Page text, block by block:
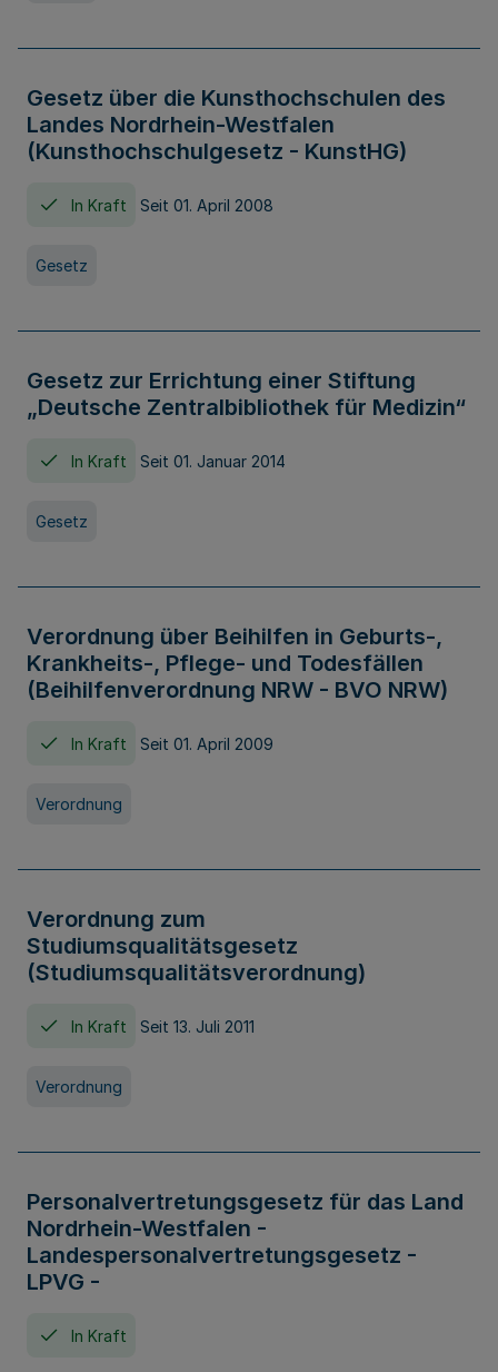
Gesetz über die Kunsthochschulen des
Landes Nordrhein-Westfalen
(Kunsthochschulgesetz - KunstHG)
In Kraft Seit 01. April 2008
Gesetz
Gesetz zur Errichtung einer Stiftung
„Deutsche Zentralbibliothek für Medizin“
In Kraft Seit 01. Januar 2014
Gesetz
Verordnung über Beihilfen in Geburts-,
Krankheits-, Pflege- und Todesfällen
(Beihilfenverordnung NRW - BVO NRW)
In Kraft Seit 01. April 2009
Verordnung
Verordnung zum
Studiumsqualitätsgesetz
(Studiumsqualitätsverordnung)
In Kraft Seit 13. Juli 2011
Verordnung
Personalvertretungsgesetz für das Land
Nordrhein-Westfalen -
Landespersonalvertretungsgesetz -
LPVG -
In Kraft